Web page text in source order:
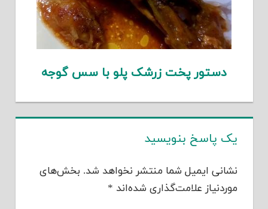
دستور پخت زرشک پلو با سس گوجه
یک پاسخ بنویسید
نشانی ایمیل شما منتشر نخواهد شد. بخش‌های
موردنیاز علامت‌گذاری شده‌اند *